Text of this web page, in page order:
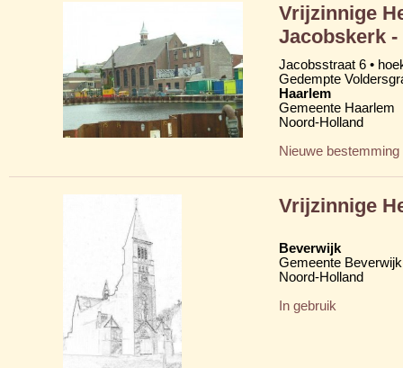
Vrijzinnige
Jacobskerk
Jacobsstraat 6 •
Gedempte
Haarlem
Gemeente Haarlem
Noord-Holland
Nieuwe bestemming
Vrijzinnige
Beverwijk
Gemeente Beverwijk
Noord-Holland
In gebruik